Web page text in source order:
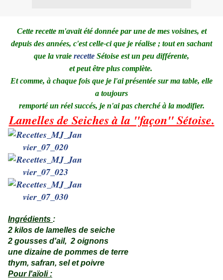
Cette recette m'avait été donnée par une de mes voisines, et
depuis des années, c'est celle-ci que je réalise ; tout en sachant
que la vraie recette Sétoise est un peu différente,
et peut être plus complète.
Et comme, à chaque fois que je l'ai présentée sur ma table, elle
a toujours
remporté un réel succés, je n'ai pas cherché à la modifier.
Lamelles de Seiches à la "façon" Sétoise.
Ingrédients :
2 kilos de lamelles de seiche
2 gousses d'ail, 2 oignons
une dizaine de pommes de terre
thym, safran, sel et poivre
Pour l'aïoli :